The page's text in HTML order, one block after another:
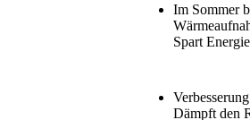
Im Sommer
Spart
Dämpft den